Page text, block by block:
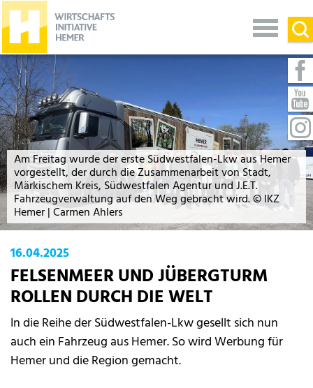
Am Freitag wurde der erste Südwestfalen-Lkw aus Hemer
vorgestellt, der durch die Zusammenarbeit von Stadt,
Märkischem Kreis, Südwestfalen Agentur und J.E.T.
Fahrzeugverwaltung auf den Weg gebracht wird. © IKZ
Hemer | Carmen Ahlers
16.04.2025
FELSENMEER UND JÜBERGTURM
ROLLEN DURCH DIE WELT
In die Reihe der Südwestfalen-Lkw gesellt sich nun
auch ein Fahrzeug aus Hemer. So wird Werbung für
Hemer und die Region gemacht.